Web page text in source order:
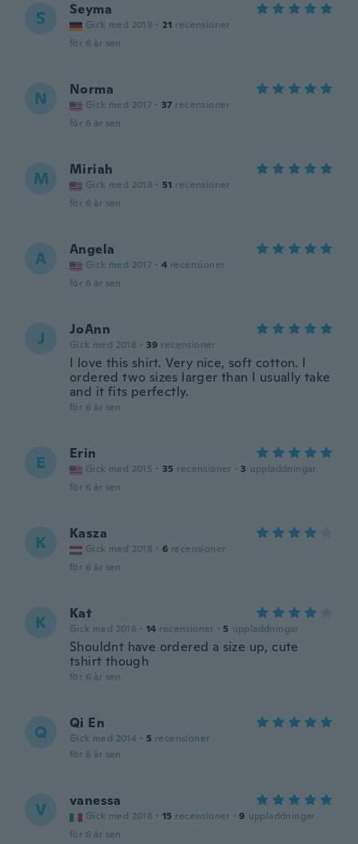
S Seyma
Gick med 2019 · 21 recensioner
för 6 år sen
N Norma
Gick med 2017 · 37 recensioner
för 6 år sen
M Miriah
Gick med 2018 · 51 recensioner
för 6 år sen
A Angela
Gick med 2017 · 4 recensioner
för 6 år sen
J JoAnn
Gick med 2018 · 39 recensioner
I love this shirt. Very nice, soft cotton. I
ordered two sizes larger than I usually take
and it fits perfectly.
för 6 år sen
E Erin
Gick med 2015 · 35 recensioner · 3 uppladdningar
för 6 år sen
K Kasza
Gick med 2018 · 6 recensioner
för 6 år sen
K Kat
Gick med 2016 · 14 recensioner · 5 uppladdningar
Shouldnt have ordered a size up, cute
tshirt though
för 6 år sen
Q Qi En
Gick med 2014 · 5 recensioner
för 6 år sen
V vanessa
Gick med 2018 · 15 recensioner · 9 uppladdningar
för 6 år sen